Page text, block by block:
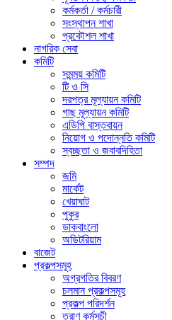
কর্মকর্তা / কর্মচারী
সংস্থাপন শাখা
প্রকৌশল শাখা
নাগরিক সেবা
কমিটি
সমন্ময় কমিটি
টি ও সি
দরপত্র মূল্যায়ন কমিটি
গাছ মূল্যায়ন কমিটি
এডিপি বাস্তবায়ন
নিয়োগ ও পদোন্নতি কমিটি
স্বচ্ছতা ও জবাবদিহিতা
সম্পদ
জমি
মার্কেট
খেয়াঘাট
পুকুর
ডাকবাংলো
অডিটরিয়াম
বাজেট
প্রকল্পসমূহ
অগ্রগতির বিবরণ
চলমান প্রকল্পসমূহ
প্রকল্প পরিদর্শন
ত্রাণ কর্মসুচী